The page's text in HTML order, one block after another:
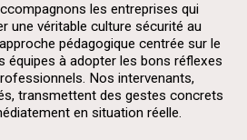
les entreprises qui
une véritable culture sécurité au
pédagogique centrée sur le
équipes à adopter les bons réflexes
Nos intervenants,
transmettent des gestes concrets
en situation réelle.